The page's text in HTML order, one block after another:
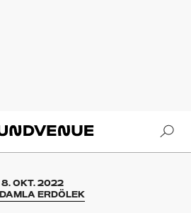
Soundvenue
8. OKT. 2022
DAMLA ERDÖLEK